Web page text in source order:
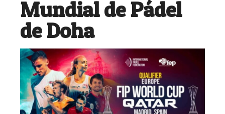
Mundial de Pádel
de Doha